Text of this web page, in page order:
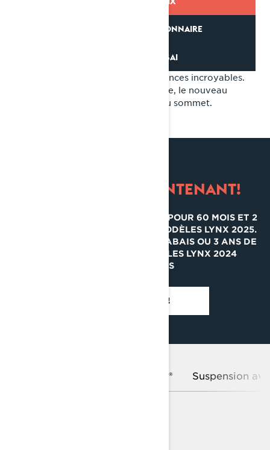
TROUVEZ UN CONCESSIONNAIRE
DEMANDEZ UN ESSAI
Une agilité inégalée. Des performances incroyables.
Quand il s’agit de la neige profonde, le nouveau
Shredder est toujours le premier au sommet.
ÉCONOMISEZ MAINTENANT!
FINANCEMENT À PARTIR DE 0 % POUR 60 MOIS ET 2
ANS DE PROTECTION SUR LES MODÈLES LYNX 2025.
OBTENEZ JUSQU'A 2 000 $ DE RABAIS OU 3 ANS DE
PROTECTION SUR LES MODÈLES LYNX 2024
SÉLECTIONNÉES
VOIR LES OFFRES!
Moteurs Rotax® Suspension